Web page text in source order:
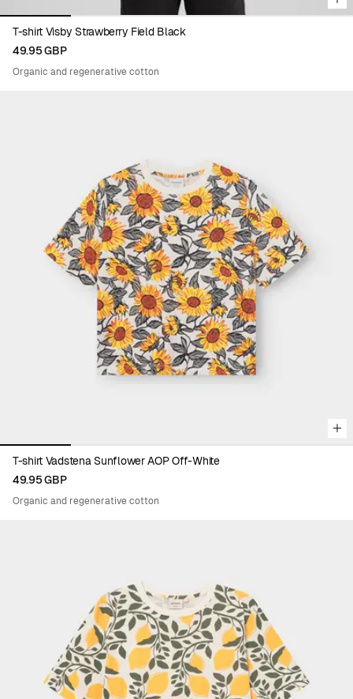
T-shirt Visby Strawberry Field Black
49.95 GBP
Organic and regenerative cotton
Viewing image 1 of 5
T-shirt Vadstena Sunflower AOP Off-White
49.95 GBP
Organic and regenerative cotton